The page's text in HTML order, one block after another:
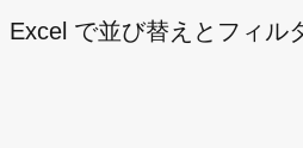
で並び替えとフィル